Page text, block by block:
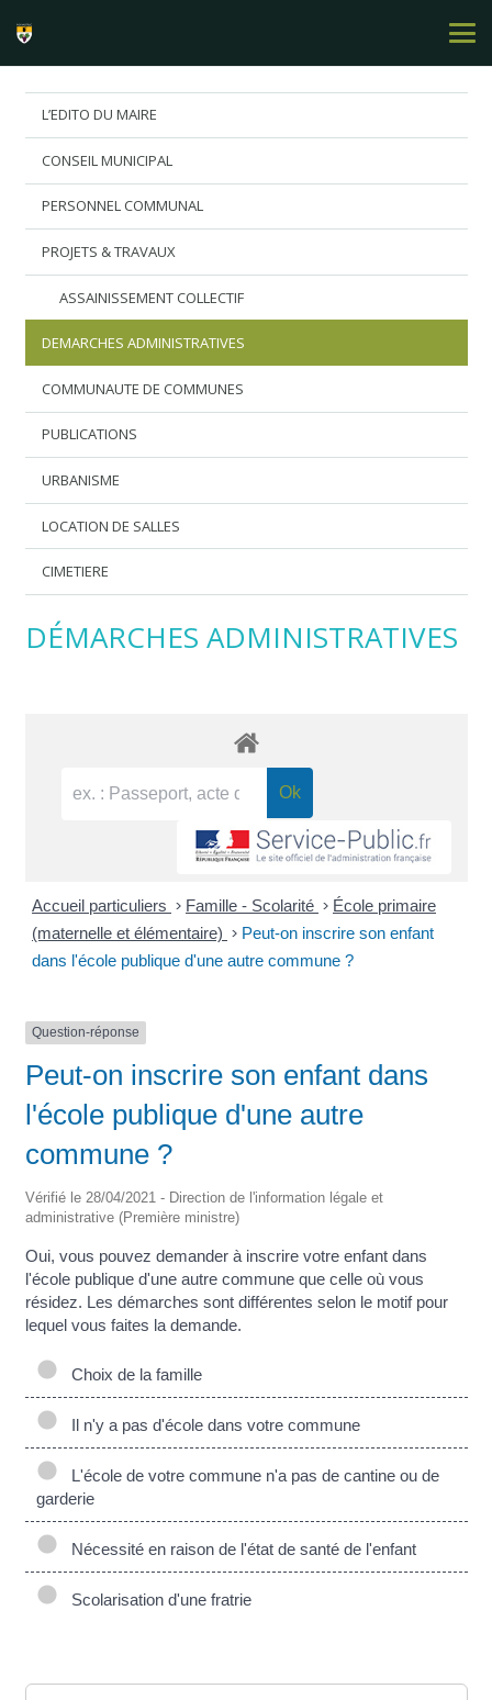
L’EDITO DU MAIRE
CONSEIL MUNICIPAL
PERSONNEL COMMUNAL
PROJETS & TRAVAUX
ASSAINISSEMENT COLLECTIF
DEMARCHES ADMINISTRATIVES
COMMUNAUTE DE COMMUNES
PUBLICATIONS
URBANISME
LOCATION DE SALLES
CIMETIERE
DÉMARCHES ADMINISTRATIVES
Accueil particuliers > Famille - Scolarité > École primaire
(maternelle et élémentaire) > Peut-on inscrire son enfant
dans l'école publique d'une autre commune ?
Question-réponse
Peut-on inscrire son enfant dans
l'école publique d'une autre
commune ?
Vérifié le 28/04/2021 - Direction de l'information légale et
administrative (Première ministre)
Oui, vous pouvez demander à inscrire votre enfant dans
l'école publique d'une autre commune que celle où vous
résidez. Les démarches sont différentes selon le motif pour
lequel vous faites la demande.
Choix de la famille
Il n'y a pas d'école dans votre commune
L'école de votre commune n'a pas de cantine ou de
garderie
Nécessité en raison de l'état de santé de l'enfant
Scolarisation d'une fratrie